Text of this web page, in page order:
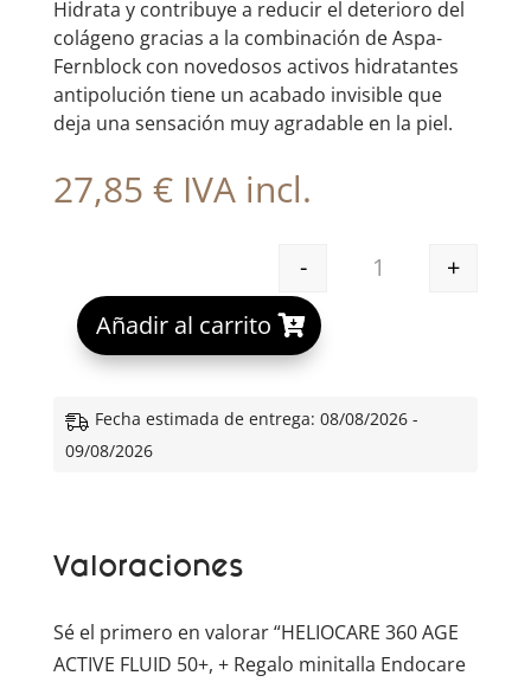
Hidrata y contribuye a reducir el deterioro del
colágeno gracias a la combinación de Aspa-
Fernblock con novedosos activos hidratantes
antipolución tiene un acabado invisible que
deja una sensación muy agradable en la piel.
27,85 € IVA incl.
HELIOCARE
-
+
Añadir al carrito
A
e
e
:
Fecha estimada de entrega: 08/08/2026 -
09/08/2026
Valoraciones
Sé el primero en valorar “HELIOCARE 360 AGE
ACTIVE FLUID 50+, + Regalo minitalla Endocare